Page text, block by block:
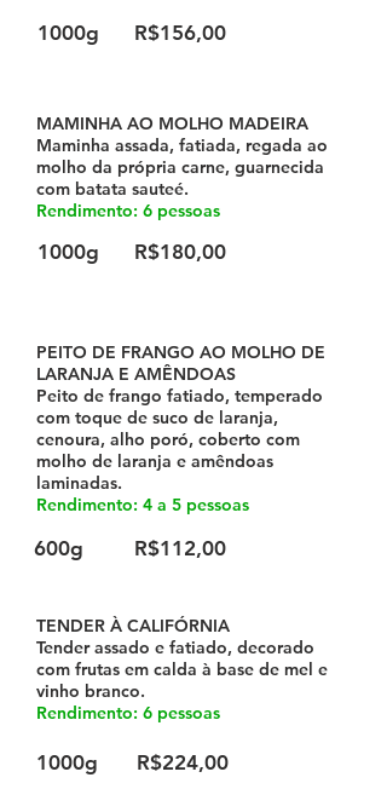
1000g R$156,00
MAMINHA AO MOLHO MADEIRA
Maminha assada, fatiada, regada ao
molho da própria carne, guarnecida
com batata sauteé.
Rendimento: 6 pessoas
R$180,00
1000g
PEITO DE FRANGO AO MOLHO DE
LARANJA E AMÊNDOAS
Peito de frango fatiado, temperado
com toque de suco de laranja,
cenoura, alho poró, coberto com
molho de laranja e amêndoas
laminadas.
Rendimento: 4 a 5 pessoas
R$112,00
600g
TENDER À CALIFÓRNIA
Tender assado e fatiado, decorado
com frutas em calda à base de mel e
vinho branco.
Rendimento: 6 pessoas
R$224,00
1000g